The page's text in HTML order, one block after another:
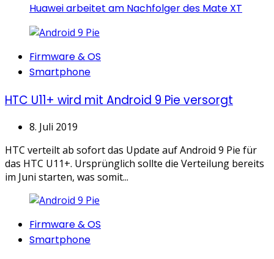
Huawei arbeitet am Nachfolger des Mate XT
Categories
Firmware & OS
Smartphone
HTC U11+ wird mit Android 9 Pie versorgt
8. Juli 2019
HTC verteilt ab sofort das Update auf Android 9 Pie für
das HTC U11+. Ursprünglich sollte die Verteilung bereits
im Juni starten, was somit...
Categories
Firmware & OS
Smartphone